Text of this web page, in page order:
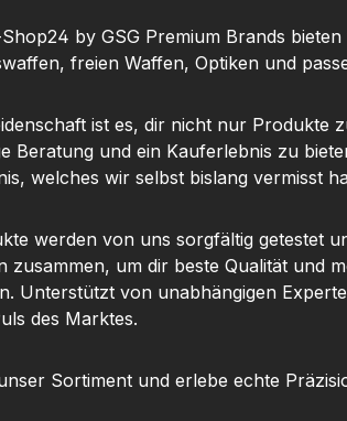
by GSG Premium Brands
freien Waffen, Optiken und
ist es, dir nicht nur Produkte
Beratung und ein Kauferlebnis zu
welches wir selbst bislang vermisst
werden von uns sorgfältig getestet
zusammen, um dir beste Qualität und
Unterstützt von unabhängigen
des Marktes.
Sortiment und erlebe echte